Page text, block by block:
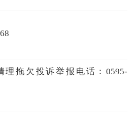
理拖欠投诉举报电话：0595-